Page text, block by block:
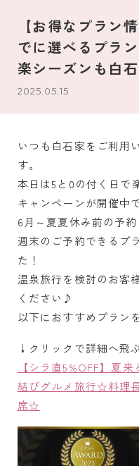
【お得なプラン
でに選べるプラ
楽シーズンも白
2025.05.15
いつも白石家をご利用
す。
本日は5と0の付く日で
キャンペーンが開催中
6月～夏夏休み前の予
週末のご予約できるプ
た！
温泉旅行を検討のお客
ください♪
以下におすすめプラン
↓クリックで詳細へ飛
【シラ直5%OFF】夏
結びグルメ旅行☆料理
席☆